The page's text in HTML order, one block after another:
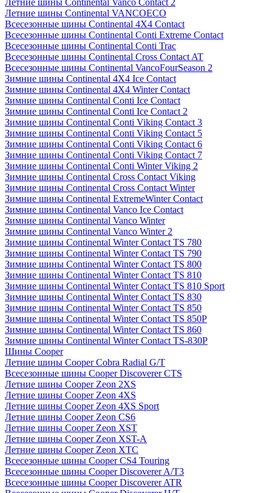
Летние шины Continental Vanco Contact 2
Летние шины Continental VANCOECO
Всесезонные шины Continental 4X4 Contact
Всесезонные шины Continental Conti Extreme Contact
Всесезонные шины Continental Conti Trac
Всесезонные шины Continental Cross Contact AT
Всесезонные шины Continental VancoFourSeason 2
Зимние шины Continental 4X4 Ice Contact
Зимние шины Continental 4X4 Winter Contact
Зимние шины Continental Conti Ice Contact
Зимние шины Continental Conti Ice Contact 2
Зимние шины Continental Conti Viking Contact 3
Зимние шины Continental Conti Viking Contact 5
Зимние шины Continental Conti Viking Contact 6
Зимние шины Continental Conti Viking Contact 7
Зимние шины Continental Conti Winter Viking 2
Зимние шины Continental Cross Contact Viking
Зимние шины Continental Cross Contact Winter
Зимние шины Continental ExtremeWinter Contact
Зимние шины Continental Vanco Ice Contact
Зимние шины Continental Vanco Winter
Зимние шины Continental Vanco Winter 2
Зимние шины Continental Winter Contact TS 780
Зимние шины Continental Winter Contact TS 790
Зимние шины Continental Winter Contact TS 800
Зимние шины Continental Winter Contact TS 810
Зимние шины Continental Winter Contact TS 810 Sport
Зимние шины Continental Winter Contact TS 830
Зимние шины Continental Winter Contact TS 850
Зимние шины Continental Winter Contact TS 850P
Зимние шины Continental Winter Contact TS 860
Зимние шины Continental Winter Contact TS-830P
Шины Cooper
Летние шины Cooper Cobra Radial G/T
Всесезонные шины Cooper Discoverer CTS
Летние шины Cooper Zeon 2XS
Летние шины Cooper Zeon 4XS
Летние шины Cooper Zeon 4XS Sport
Летние шины Cooper Zeon CS6
Летние шины Cooper Zeon XST
Летние шины Cooper Zeon XST-A
Летние шины Cooper Zeon XTC
Всесезонные шины Cooper CS4 Touring
Всесезонные шины Cooper Discoverer A/T3
Всесезонные шины Cooper Discoverer ATR